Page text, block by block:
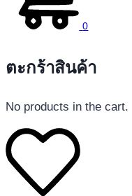
0
ตะกร้าสินค้า
No products in the cart.